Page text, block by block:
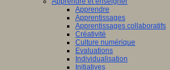
Apprendre
Apprentissages
Apprentissages collaboratifs
Créativité
Culture numérique
Evaluations
Individualisation
Initiatives